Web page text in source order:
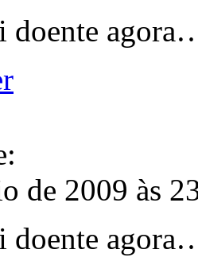
doente
de 2009 às
doente